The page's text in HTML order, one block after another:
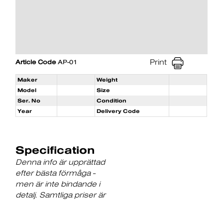
Article CodeAP-01 Print
Maker
Weight
Model
Size
Ser. No
Condition
Year
Delivery Code
Specification
Denna info är upprättad
efter bästa förmåga -
men är inte bindande i
detalj. Samtliga priser är